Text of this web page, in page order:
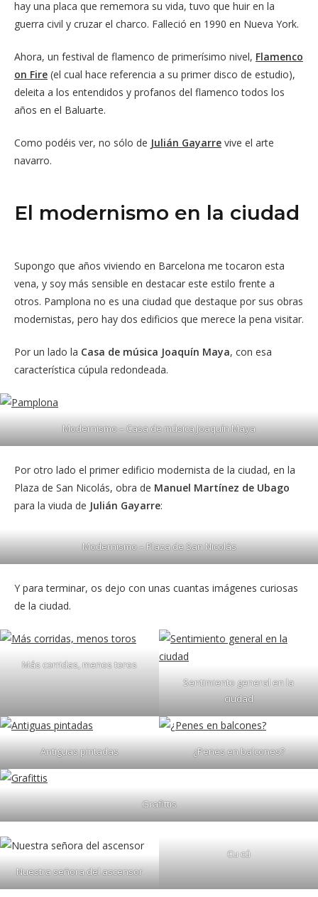
hay una placa que rememora su vida, tuvo que huir en la
guerra civil y cruzar el charco. Falleció en 1990 en Nueva York.
Ahora, un festival de flamenco de primerísimo nivel, Flamenco
on Fire (el cual hace referencia a su primer disco de estudio),
deleita a los entendidos y profanos del flamenco todos los
años en el Baluarte.
Como podéis ver, no sólo de Julián Gayarre vive el arte
navarro.
El modernismo en la ciudad
Supongo que años viviendo en Barcelona me tocaron esta
vena, y soy más sensible en destacar este estilo frente a
otros. Pamplona no es una ciudad que destaque por sus obras
modernistas, pero hay dos edificios que merece la pena visitar.
Por un lado la Casa de música Joaquín Maya, con esa
característica cúpula redondeada.
Modernismo – Casa de música Joaquín Maya
Por otro lado el primer edificio modernista de la ciudad, en la
Plaza de San Nicolás, obra de Manuel Martínez de Ubago
para la viuda de Julián Gayarre:
Modernismo – Plaza de San Nicolás
Y para terminar, os dejo con unas cuantas imágenes curiosas
de la ciudad.
Más corridas, menos toros
Sentimiento general en la
ciudad
Antiguas pintadas ¿Penes en balcones?
Grafittis
Nuestra señora del ascensor
Cu cú